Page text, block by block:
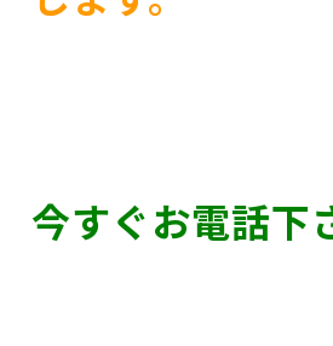
今すぐお電話下